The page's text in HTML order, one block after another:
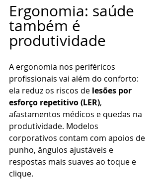
Ergonomia: saúde
também é
produtividade
A ergonomia nos periféricos
profissionais vai além do conforto:
ela reduz os riscos de lesões por
esforço repetitivo (LER),
afastamentos médicos e quedas na
produtividade. Modelos
corporativos contam com apoios de
punho, ângulos ajustáveis e
respostas mais suaves ao toque e
clique.